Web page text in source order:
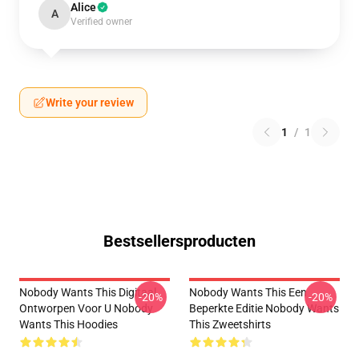
A Alice
Verified owner
Write your review
1 / 1
Bestsellersproducten
Nobody Wants This Digitaal
Ontworpen Voor U Nobody
Wants This Hoodies
-20%
Nobody Wants This Een
Beperkte Editie Nobody Wants
This Zweetshirts
-20%